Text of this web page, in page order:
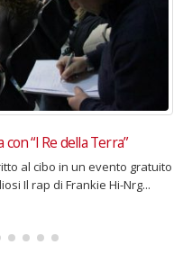
della Scala
Arcimboldi
di eventi speciali inseriti nel
concerti straordinari, sotto